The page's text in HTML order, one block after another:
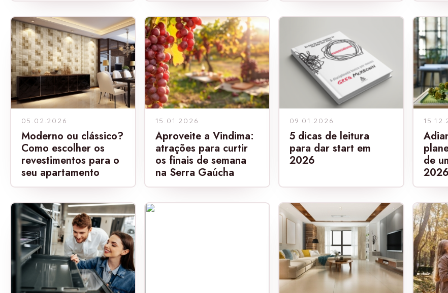
05.02.2026
Moderno ou clássico?
Como escolher os
revestimentos para o
seu apartamento
15.01.2026
Aproveite a Vindima:
atrações para curtir
os finais de semana
na Serra Gaúcha
09.01.2026
5 dicas de leitura
para dar start em
2026
de
2026